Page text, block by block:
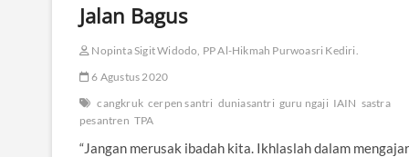
Jalan Bagus
Nopinta Sigit Widodo, PP Al-Hikmah Purwoasri Kediri.
6 Agustus 2020
cangkruk cerpen santri duniasantri guru ngaji IAIN sastra
pesantren TPA
“Jangan merusak ibadah kita. Ikhlaslah dalam